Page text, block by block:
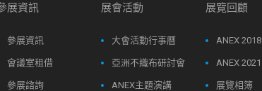
展資訊
參展資訊
會議室租借
參展諮詢
展會活動
大會活動行事曆
亞洲不織布研討會
ANEX主題演講
展覽回顧
ANEX 2018
ANEX 2021
展覽相簿